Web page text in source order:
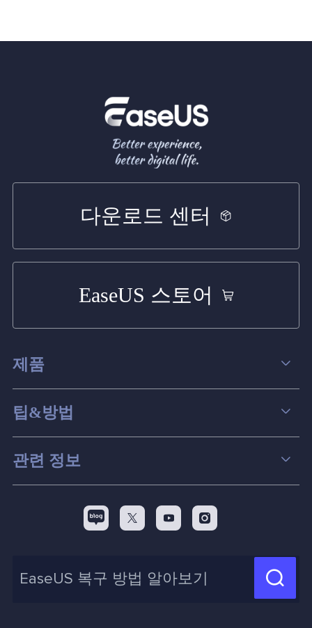
다운로드 센터
EaseUS 스토어
제품
데이터 복구
파티션 관리
스크린 레코더
백업&복원
신제품 New
팁&방법
컴퓨터 데이터 복구 팁
맥 데이터 복구 팁
디스크 파티션 팁
화면 녹화 팁
관련 정보
리셀러
제휴 문의
  
